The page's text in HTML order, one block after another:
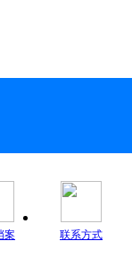
案 联系方式